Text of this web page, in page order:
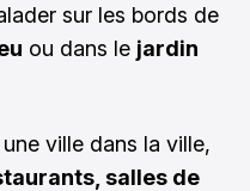
sur les bords de
ou dans le jardin
ville dans la ville,
salles de